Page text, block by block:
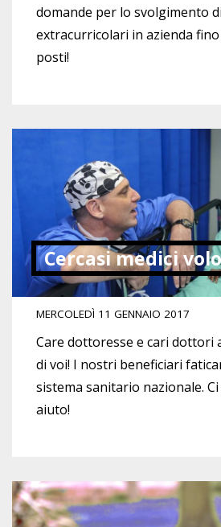
domande per lo svolgimento
extracurricolari in azienda
posti!
Cercasi medici
MERCOLEDÌ 11 GENNAIO 2017
Care dottoresse e cari dottori
di voi! I nostri beneficiari
sistema sanitario nazionale.
aiuto!